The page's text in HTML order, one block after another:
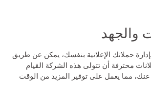
والجهد
حملاتك الإعلانية بنفسك، يمكن عن طريق
محترفة أن تتولى هذه الشركة القيام
عنك، مما يعمل على توفير المزيد من الوقت